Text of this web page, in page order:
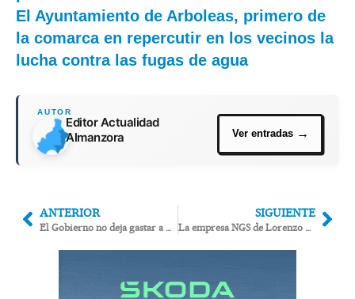
El Ayuntamiento de Arboleas, primero de
la comarca en repercutir en los vecinos la
lucha contra las fugas de agua
Editor Actualidad
Almanzora
ANTERIOR
El Gobierno no deja gastar a Pulpí 4 millones por superávits presupuestarios
SIGUIENTE
La empresa NGS de Lorenzo Belmonte evoluciona la agricultura hidropónica